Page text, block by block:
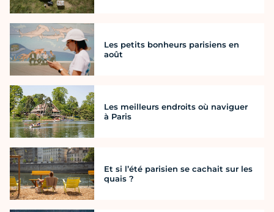
Les petits bonheurs parisiens en
août
Les meilleurs endroits où naviguer
à Paris
Et si l’été parisien se cachait sur les
quais ?